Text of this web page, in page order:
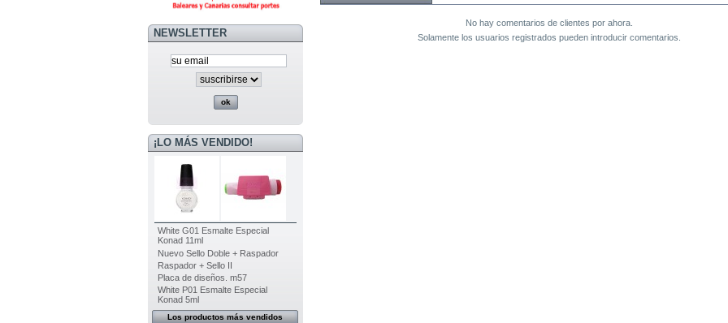
NEWSLETTER
¡LO MÁS VENDIDO!
White G01 Esmalte Especial
Konad 11ml
Nuevo Sello Doble + Raspador
Raspador + Sello II
Placa de diseños. m57
White P01 Esmalte Especial
Konad 5ml
Los productos más vendidos
No hay comentarios de clientes por ahora.
Solamente los usuarios registrados pueden introducir comentarios.